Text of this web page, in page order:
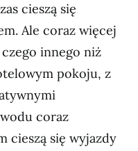
cieszą się
Ale coraz więcej
innego niż
pokoju, z
coraz
cieszą się wyjazdy